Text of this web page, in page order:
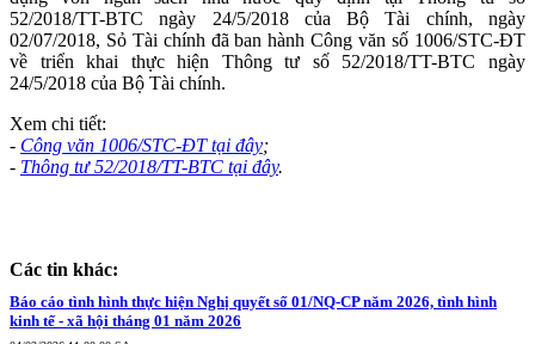
52/2018/TT-BTC ngày 24/5/2018 của Bộ Tài chính, ngày
02/07/2018, Sỏ Tài chính đã ban hành Công văn số 1006/STC-ĐT
về triển khai thực hiện Thông tư số 52/2018/TT-BTC ngày
24/5/2018 của Bộ Tài chính.
Xem chi tiết:
- Công văn 1006/STC-ĐT tại đây;
- Thông tư 52/2018/TT-BTC tại đây.
Các tin khác:
Báo cáo tình hình thực hiện Nghị quyết số 01/NQ-CP năm 2026, tình hình
kinh tế - xã hội tháng 01 năm 2026